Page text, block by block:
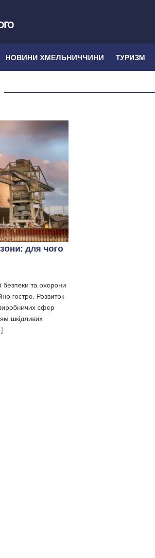
НОВИНИ ХМЕЛЬНИЧЧИНИ ТУРИЗМ
для чого
безпеки та охорони
гостро. Розвиток
сфер
шкідливих